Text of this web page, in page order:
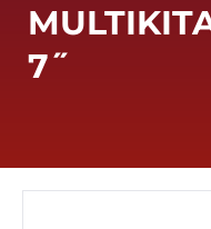
7˝